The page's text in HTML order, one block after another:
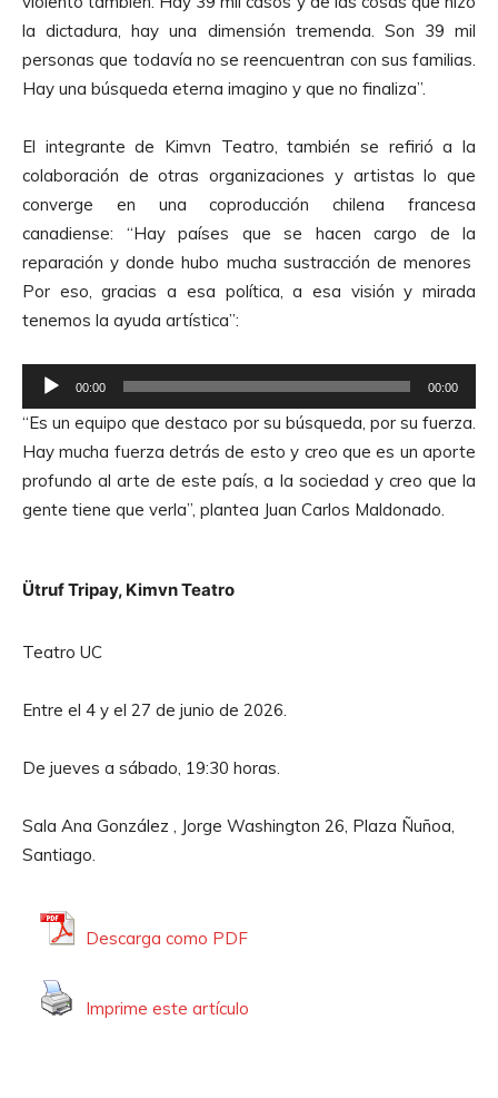
o
d
u
c
o
r
d
e
A
u
d
i
la dictadura, hay una dimensión tremenda. Son 39 mil
personas que todavía no se reencuentran con sus familias.
Hay una búsqueda eterna imagino y que no finaliza”.
El integrante de Kimvn Teatro, también se refirió a la
colaboración de otras organizaciones y artistas lo que
converge en una coproducción chilena francesa
canadiense: “Hay países que se hacen cargo de la
reparación y donde hubo mucha sustracción de menores
Por eso, gracias a esa política, a esa visión y mirada
tenemos la ayuda artística”:
e
p
r
o
d
c
00:00 00:00
“Es un equipo que destaco por su búsqueda, por su fuerza.
Hay mucha fuerza detrás de esto y creo que es un aporte
profundo al arte de este país, a la sociedad y creo que la
gente tiene que verla”, plantea Juan Carlos Maldonado.
Ütruf Tripay, Kimvn Teatro
Teatro UC
Entre el 4 y el 27 de junio de 2026.
De jueves a sábado, 19:30 horas.
Sala Ana González , Jorge Washington 26, Plaza Ñuñoa,
Santiago.
Descarga como PDF
Imprime este artículo